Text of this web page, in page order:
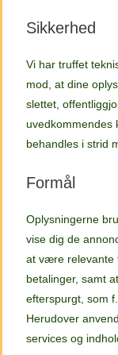
Sikkerhed
Vi har truffet
mod, at dine
slettet,
uvedkommendes
behandles i strid
Formål
Oplysningerne
vise dig de
at være relevante
betalinger, samt
efterspurgt, som
Herudover
services og